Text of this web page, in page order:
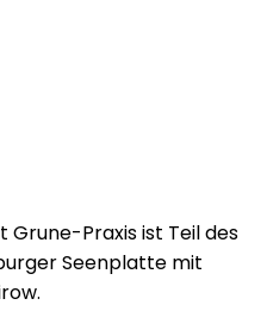
Grune-Praxis ist Teil des
Seenplatte mit